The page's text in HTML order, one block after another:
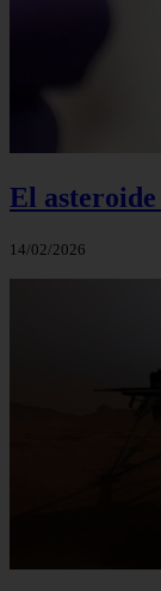
El
14/02/2026